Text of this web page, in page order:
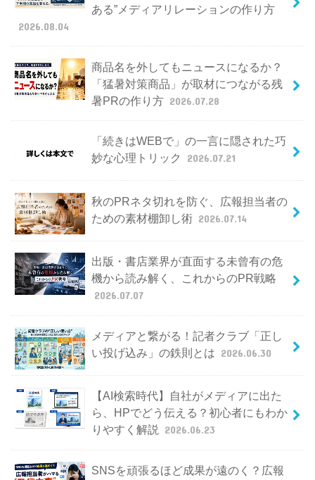
ある”メディアリレーションの作り方
2026.08.04
商品名を外してもニュースになるか？
「猛暑対策商品」が取材につながる残
暑PRの作り方 2026.07.28
「続きはWEBで」の一言に隠された巧
妙な心理トリック
2026.07.21
秋のPRネタ切れを防ぐ、広報担当者の
ための素材棚卸し術 2026.07.14
出版・書店業界が直面する未曾有の危
機から読み解く、これからのPR戦略
2026.07.07
メディアと繋がる！記者クラブ「正し
い投げ込み」の鉄則とは 2026.06.30
【AI検索時代】自社がメディアに出た
ら、HPでどう伝える？初心者にもわか
りやすく解説
2026.06.23
SNSを頑張るほど成果が遠のく？広報